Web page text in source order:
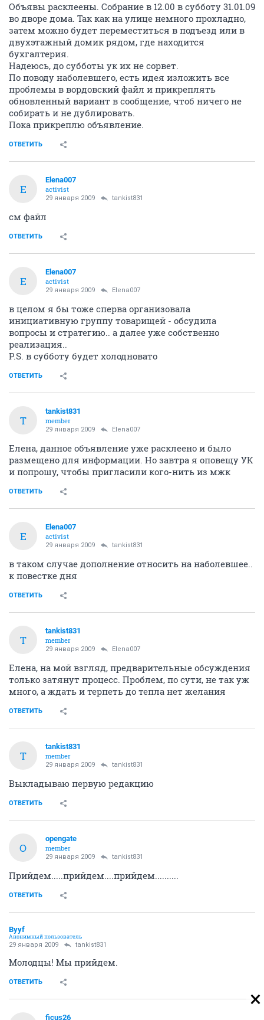
Объявы расклеены. Собрание в 12.00 в субботу 31.01.09
во дворе дома. Так как на улице немного прохладно,
затем можно будет переместиться в подъезд или в
двухэтажный домик рядом, где находится
бухгалтерия.
Надеюсь, до субботы ук их не сорвет.
По поводу наболевшего, есть идея изложить все
проблемы в вордовский файл и прикреплять
обновленный вариант в сообщение, чтоб ничего не
собирать и не дублировать.
Пока прикреплю объявление.
ОТВЕТИТЬ
E
Elena007
activist
29 января 2009 tankist831
см файл
ОТВЕТИТЬ
E
Elena007
activist
29 января 2009 Elena007
в целом я бы тоже сперва организовала
инициативную группу товарищей - обсудила
вопросы и стратегию.. а далее уже собственно
реализация..
P.S. в субботу будет холодновато
ОТВЕТИТЬ
T
tankist831
member
29 января 2009 Elena007
Елена, данное объявление уже расклеено и было
размещено для информации. Но завтра я оповещу УК
и попрошу, чтобы пригласили кого-нить из мжк
ОТВЕТИТЬ
E
Elena007
activist
29 января 2009 tankist831
в таком случае дополнение относить на наболевшее..
к повестке дня
ОТВЕТИТЬ
T
tankist831
member
29 января 2009 Elena007
Елена, на мой взгляд, предварительные обсуждения
только затянут процесс. Проблем, по сути, не так уж
много, а ждать и терпеть до тепла нет желания
ОТВЕТИТЬ
T
tankist831
member
29 января 2009 tankist831
Выкладываю первую редакцию
ОТВЕТИТЬ
O
opengate
member
29 января 2009 tankist831
Прийдем.....прийдем....прийдем..........
ОТВЕТИТЬ
Byyf
Анонимный пользователь
29 января 2009 tankist831
Молодцы! Мы прийдем.
ОТВЕТИТЬ
ficus26